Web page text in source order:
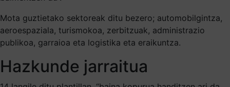
Mota guztietako sektoreak ditu bezero; automobilgintza,
aeroespaziala, turismokoa, zerbitzuak, administrazio
publikoa, garraioa eta logistika eta eraikuntza.
Hazkunde jarraitua